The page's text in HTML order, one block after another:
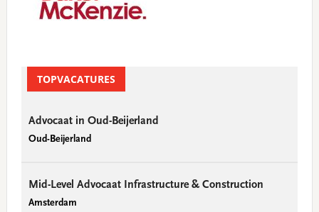
TOPVACATURES
Advocaat in Oud-Beijerland
Oud-Beijerland
Mid-Level Advocaat Infrastructure & Construction
Amsterdam